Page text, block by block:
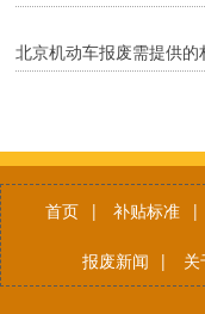
北京机动车报废需提供的
首页 | 补贴标准 |
报废新闻 | 关